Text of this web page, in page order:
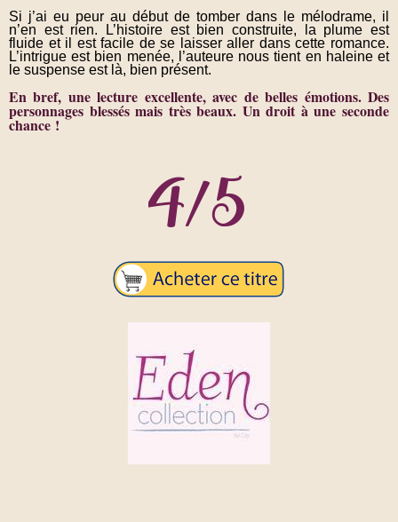
Si j’ai eu peur au début de tomber dans le mélodrame, il
n’en est rien. L’histoire est bien construite, la plume est
fluide et il est facile de se laisser aller dans cette romance.
L’intrigue est bien menée, l’auteure nous tient en haleine et
le suspense est là, bien présent.
En bref, une lecture excellente, avec de belles émotions. Des
personnages blessés mais très beaux. Un droit à une seconde
chance !